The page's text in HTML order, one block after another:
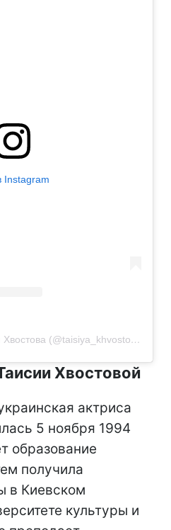
Instagram
Допис, поширений Таїсія Хвостова (@taisiya_khvostova)
Хвостовой
актриса
5 ноября 1994
образование
получила
в Киевском
культуры и